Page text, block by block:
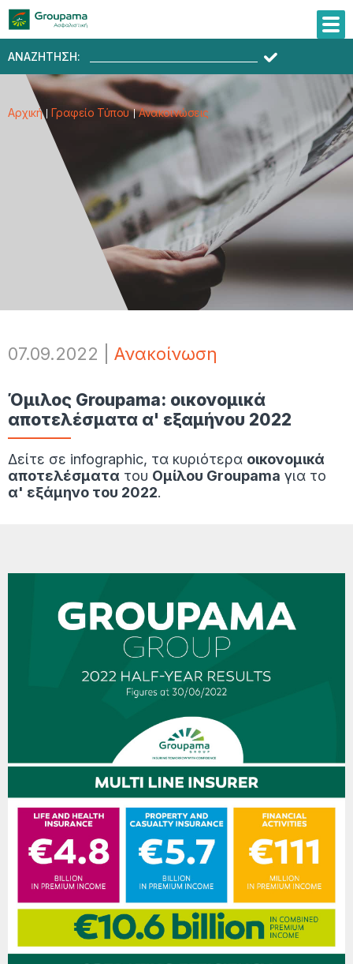
ΑΝΑΖΗΤΗΣΗ:
Αρχική Γραφείο Τύπου Ανακοινώσεις
07.09.2022 Ανακοίνωση
Όμιλος Groupama: οικονομικά
αποτελέσματα α' εξαμήνου 2022
Δείτε σε infographic, τα κυριότερα οικονομικά
αποτελέσματα του Ομίλου Groupama για το
α' εξάμηνο του 2022.